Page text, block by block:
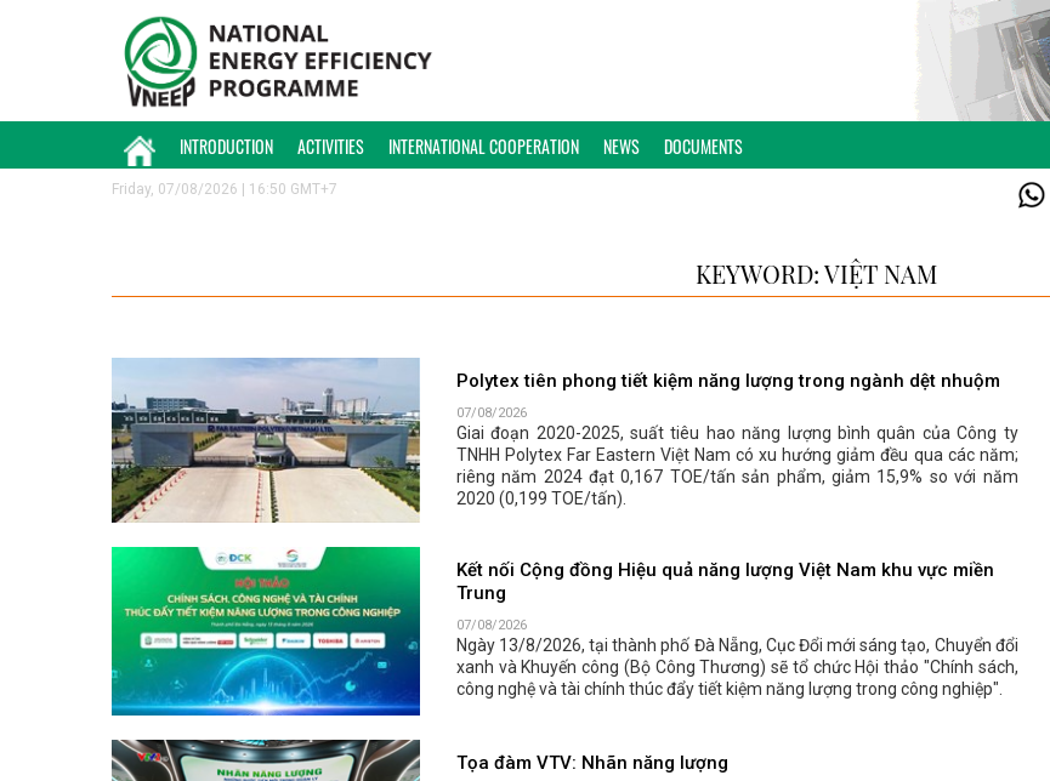
INTRODUCTION ACTIVITIES INTERNATIONAL COOPERATION NEWS DOCUMENTS
Friday, 07/08/2026 | 16:50 GMT+7
KEYWORD: VIỆT NAM
Polytex tiên phong tiết kiệm năng lượng trong ngành dệt nhuộm
07/08/2026
Giai đoạn 2020-2025, suất tiêu hao năng lượng bình quân của Công ty
TNHH Polytex Far Eastern Việt Nam có xu hướng giảm đều qua các năm;
riêng năm 2024 đạt 0,167 TOE/tấn sản phẩm, giảm 15,9% so với năm
2020 (0,199 TOE/tấn).
Kết nối Cộng đồng Hiệu quả năng lượng Việt Nam khu vực miền
Trung
07/08/2026
Ngày 13/8/2026, tại thành phố Đà Nẵng, Cục Đổi mới sáng tạo, Chuyển đổi
xanh và Khuyến công (Bộ Công Thương) sẽ tổ chức Hội thảo "Chính sách,
công nghệ và tài chính thúc đẩy tiết kiệm năng lượng trong công nghiệp".
Tọa đàm VTV: Nhãn năng lượng